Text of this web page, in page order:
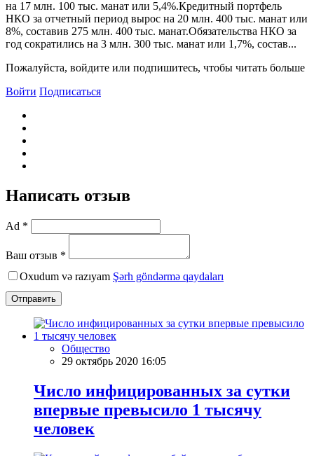
на 17 млн. 100 тыс. манат или 5,4%.Кредитный портфель
НКО за отчетный период вырос на 20 млн. 400 тыс. манат или
8%, составив 275 млн. 400 тыс. манат.Обязательства НКО за
год сократились на 3 млн. 300 тыс. манат или 1,7%, состав...
Пожалуйста, войдите или подпишитесь, чтобы читать больше
Войти Подписаться
Написать отзыв
Ad *
Ваш отзыв *
Oxudum və razıyam Şərh göndərmə qaydaları
Отправить
Общество
29 октябрь 2020 16:05
Число инфицированных за сутки
впервые превысило 1 тысячу
человек